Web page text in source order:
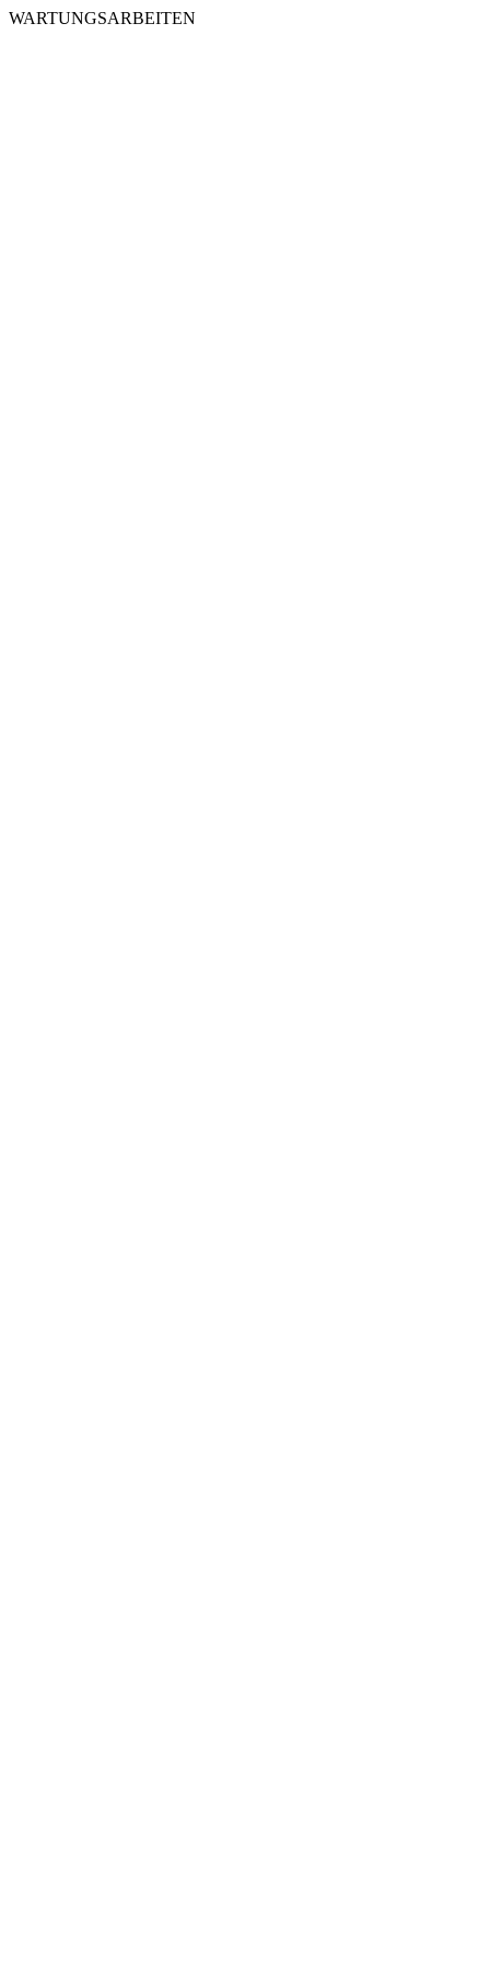
WARTUNGSARBEITEN